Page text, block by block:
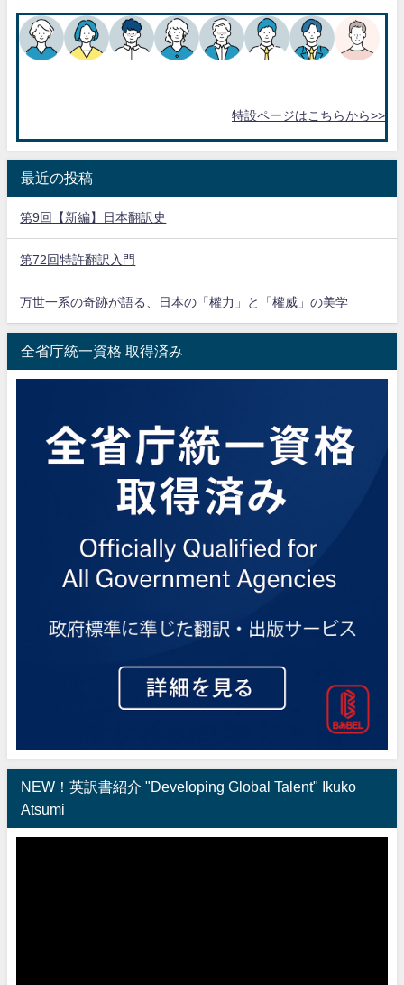
特設ページはこちらから>>
最近の投稿
第9回【新編】日本翻訳史
第72回特許翻訳入門
万世一系の奇跡が語る、日本の「權力」と「權威」の美学
全省庁統一資格 取得済み
NEW！英訳書紹介 "Developing Global Talent" Ikuko
Atsumi